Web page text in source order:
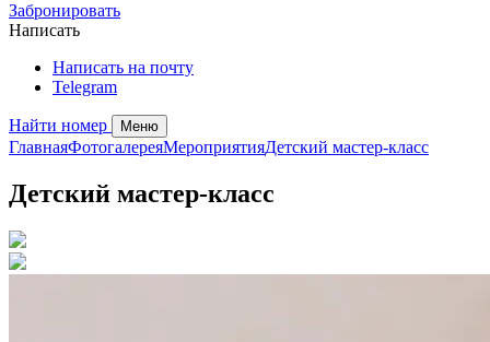
Забронировать
Написать
Написать на почту
Telegram
Найти номер Меню
ГлавнаяФотогалереяМероприятияДетский мастер-класс
Детский мастер-класс